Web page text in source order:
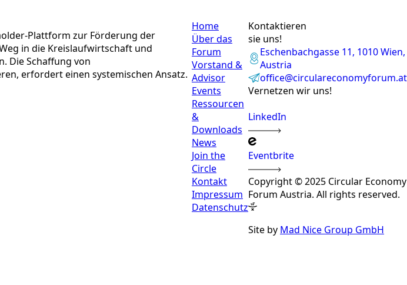
Plattform zur Förderung der
in die Kreislaufwirtschaft und
Die Schaffung von
erfordert einen systemischen Ansatz.
Home
Über das
Forum
Vorstand &
Advisor
Events
Ressourcen
&
Downloads
News
Join the
Circle
Kontakt
Impressum
Datenschutz
Kontaktieren
sie uns!
Eschenbachgasse 11, 1010 Wien,
Austria
office@circulareconomyforum.at
Vernetzen wir uns!
LinkedIn
Eventbrite
Copyright © 2025 Circular Economy
Forum Austria. All rights reserved.
Site by Mad Nice Group GmbH